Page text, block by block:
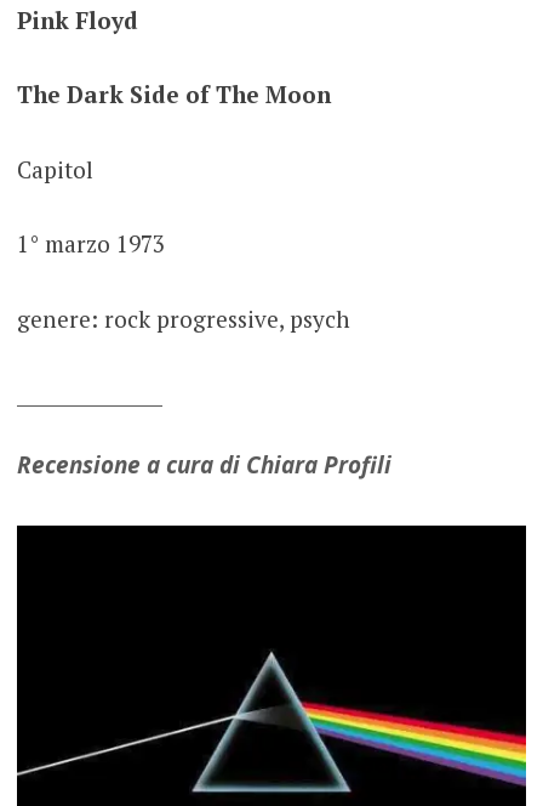
Pink Floyd
The Dark Side of The Moon
Capitol
1° marzo 1973
genere: rock progressive, psych
Recensione a cura di Chiara Profili